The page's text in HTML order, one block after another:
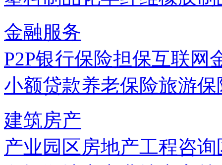
金融服务
P2P银行保险担保互联网
小额贷款养老保险旅游保
建筑房产
产业园区房地产工程咨询